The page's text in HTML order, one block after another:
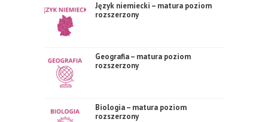
Język niemiecki – matura poziom
rozszerzony
Geografia – matura poziom
rozszerzony
Biologia – matura poziom
rozszerzony